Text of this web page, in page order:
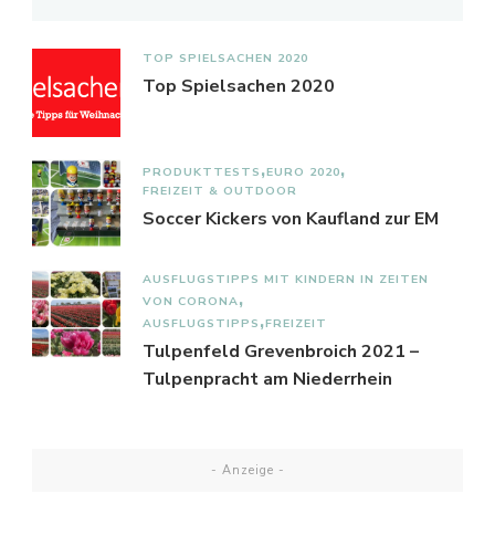
TOP SPIELSACHEN 2020
Top Spielsachen 2020
PRODUKTTESTS EURO 2020
FREIZEIT & OUTDOOR
Soccer Kickers von Kaufland zur EM
AUSFLUGSTIPPS MIT KINDERN IN ZEITEN
VON CORONA
AUSFLUGSTIPPS FREIZEIT
Tulpenfeld Grevenbroich 2021 –
Tulpenpracht am Niederrhein
- Anzeige -